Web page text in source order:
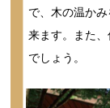
で、木の温か
来ます。また
でしょう。